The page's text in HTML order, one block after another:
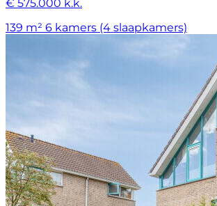
€ 575.000 k.k.
139 m² 6 kamers (4 slaapkamers)